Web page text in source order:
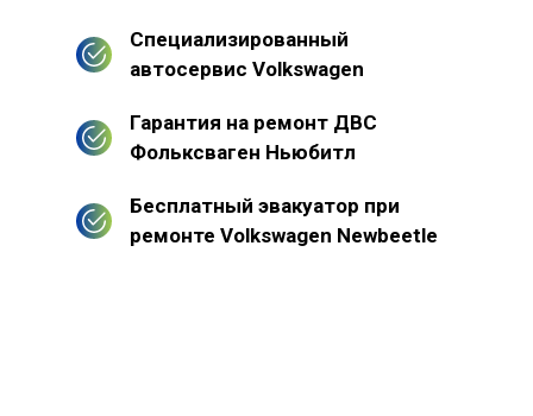
Специализированный
автосервис Volkswagen
Гарантия на ремонт ДВС
Фольксваген Ньюбитл
Бесплатный эвакуатор при
ремонте Volkswagen Newbeetle